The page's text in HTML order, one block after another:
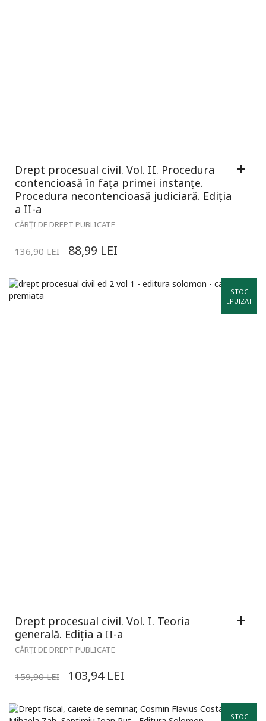
Drept procesual civil. Vol. II. Procedura
contencioasă în fața primei instanțe.
Procedura necontencioasă judiciară. Ediția
a II-a
CĂRȚI DE DREPT PUBLICATE
136,90LEI 88,99 LEI
STOC
EPUIZAT
Drept procesual civil. Vol. I. Teoria
generală. Ediția a II-a
CĂRȚI DE DREPT PUBLICATE
159,90LEI 103,94 LEI
STOC